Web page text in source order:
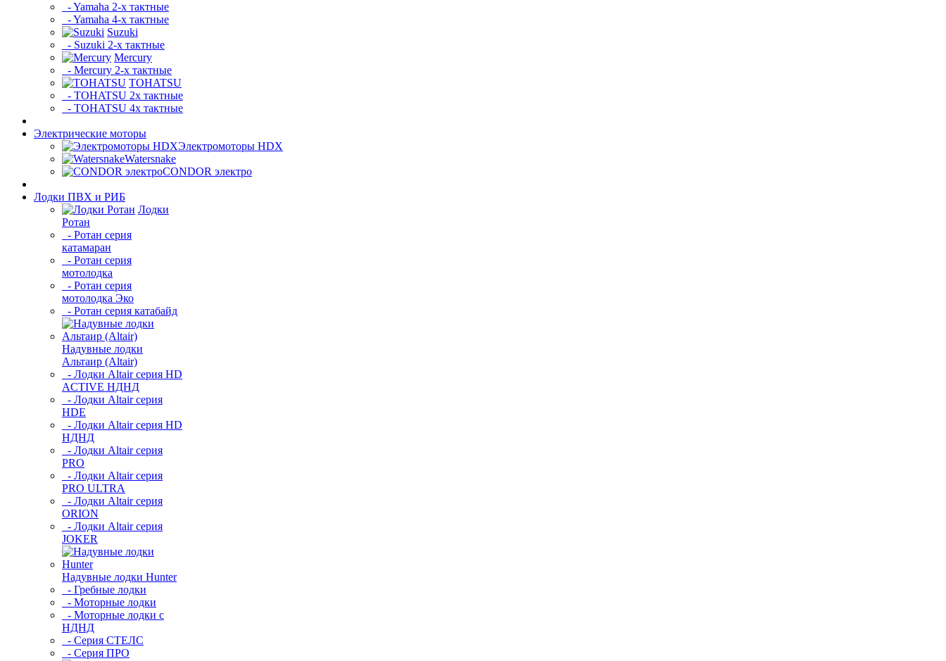
- Yamaha 2-х тактные
- Yamaha 4-х тактные
Suzuki
- Suzuki 2-х тактные
Mercury
- Mercury 2-х тактные
TOHATSU
- TOHATSU 2х тактные
- TOHATSU 4х тактные
Электрические моторы
Электромоторы HDX
Watersnake
CONDOR электро
Лодки ПВХ и РИБ
Лодки
Ротан
- Ротан серия
катамаран
- Ротан серия
мотолодка
- Ротан серия
мотолодка Эко
- Ротан серия катабайд
Надувные лодки
Альтаир (Altair)
- Лодки Altair серия HD
ACTIVE НДНД
- Лодки Altair серия
HDE
- Лодки Altair серия HD
НДНД
- Лодки Altair серия
PRO
- Лодки Altair серия
PRO ULTRA
- Лодки Altair серия
ORION
- Лодки Altair серия
JOKER
Надувные лодки Hunter
- Гребные лодки
- Моторные лодки
- Моторные лодки с
НДНД
- Серия СТЕЛС
- Серия ПРО